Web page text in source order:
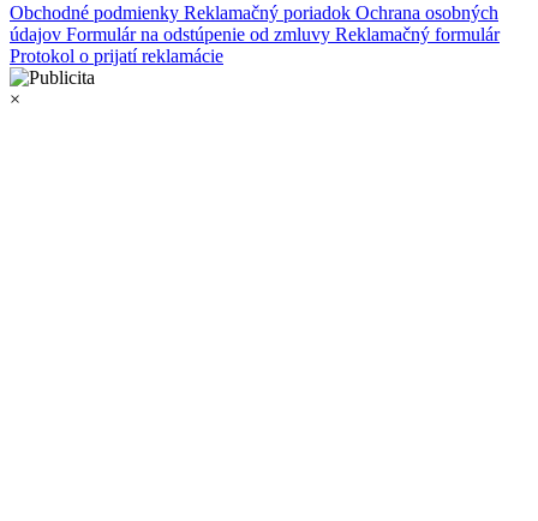
Obchodné podmienky Reklamačný poriadok Ochrana osobných
údajov Formulár na odstúpenie od zmluvy Reklamačný formulár
Protokol o prijatí reklamácie
×